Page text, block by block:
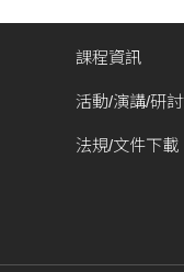
課程資訊
活動/演講/研
法規/文件下載